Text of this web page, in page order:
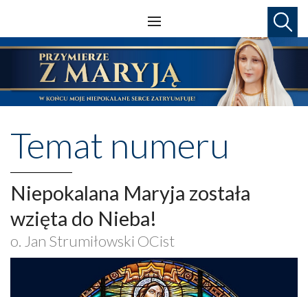
Temat numeru
Niepokalana Maryja została
wzięta do Nieba!
o. Jan Strumiłowski OCist